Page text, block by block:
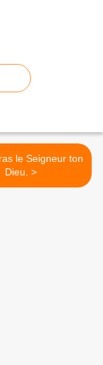
le Seigneur ton
Dieu. >